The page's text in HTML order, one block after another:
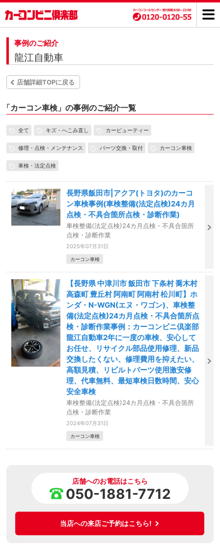
事例のご紹介
龍江自動車
店舗詳細TOPに戻る
「カーコン車検」の事例のご紹介一覧
全て キズ・へこみ直し カービューティー
修理・点検・メンテナンス パーツ交換・取付 カーコン車検
車検・法定点検
長野県飯田市|アクア(トヨタ)のカーコ
ン車検事例(車検整備(法定点検)24カ月
点検・不具合箇所点検・診断作業)
車検整備(法定点検)24カ月点検・不具合箇所
点検・診断作業
2025年07月31日
カーコン車検
【長野県 中津川市 飯田市 下条村 喬木村
高森町 豊丘村 阿南町 阿南村 松川町】ホ
ンダ・N-WGN(エヌ・ワゴン)、車検整
備(法定点検)24カ月点検・不具合箇所点
検・診断作業事例：カーコンビニ倶楽部
龍江自動車2年に一度の車検、安心して
お任せ、リサイクル部品使用修理、新品
交換したくない、修理費用を抑えたい、
高額見積、リビルトパーツ使用激安修
理、代車無料、最短車検日数時間、安心
安全車検
車検整備(法定点検)24カ月点検・不具合箇所
点検・診断作業
2024年07月31日
カーコン車検
店舗へのお電話はこちら
050-1881-7712
当店への来店ご予約はこちら!